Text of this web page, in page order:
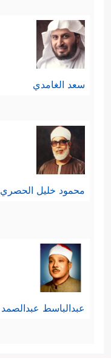
سعد الغامدي
محمود خليل الحصري
عبدالباسط عبدالصمد